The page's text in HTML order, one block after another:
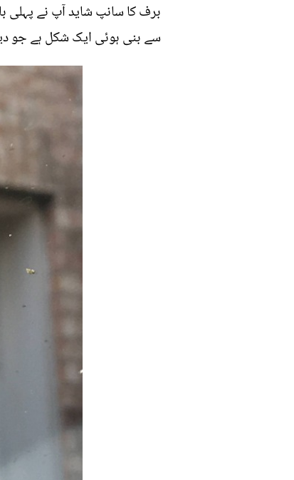
برف کا سانپ شاید آپ نے پہلی
سے بنی ہوئی ایک شکل ہے جو